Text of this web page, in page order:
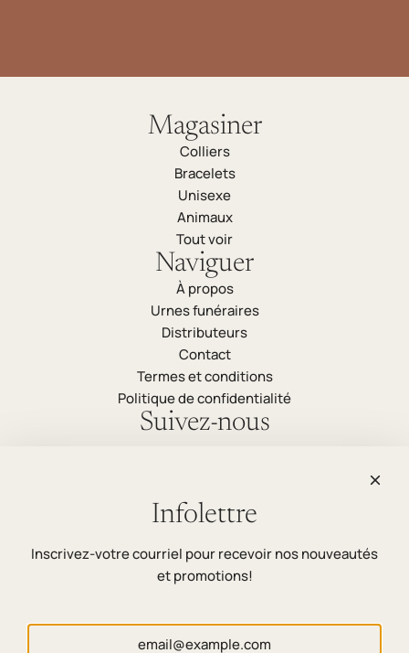
Magasiner
Colliers
Bracelets
Unisexe
Animaux
Tout voir
Naviguer
À propos
Urnes funéraires
Distributeurs
Contact
Termes et conditions
Politique de confidentialité
Suivez-nous
promotions en vous abonnant à notre infolettre.
S'abonner
Infolettre
Inscrivez-votre courriel pour recevoir nos nouveautés
et promotions!